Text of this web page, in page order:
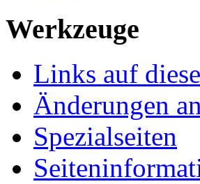
Werkzeuge
Links auf
Änderungen
Spezialseiten